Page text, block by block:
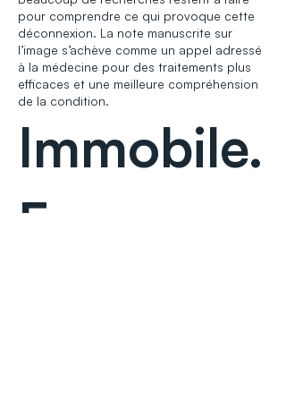
pour comprendre ce qui provoque cette
déconnexion. La note manuscrite sur
l’image s’achève comme un appel adressé
à la médecine pour des traitements plus
efficaces et une meilleure compréhension
de la condition.
Immobile.
En